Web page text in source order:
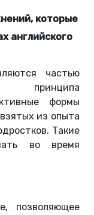
которые
английского
частью
принципа
формы
из опыта
Такие
во время
позволяющее